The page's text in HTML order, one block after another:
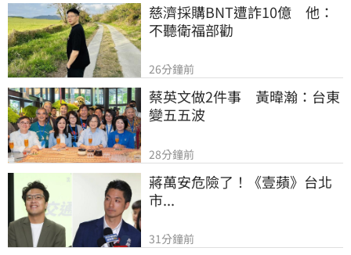
慈濟採購BNT遭詐10億　他：
不聽衛福部勸
26分鐘前
蔡英文做2件事　黃暐瀚：台東
變五五波
28分鐘前
蔣萬安危險了！《壹蘋》台北
市...
31分鐘前